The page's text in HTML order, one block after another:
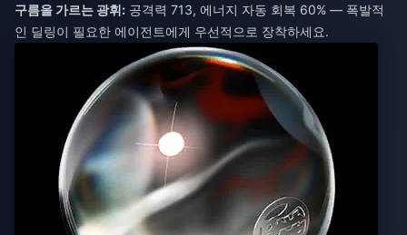
구름을 가르는 광휘: 공격력 713, 에너지 자동 회복 60% — 폭발적
인 딜링이 필요한 에이전트에게 우선적으로 장착하세요.